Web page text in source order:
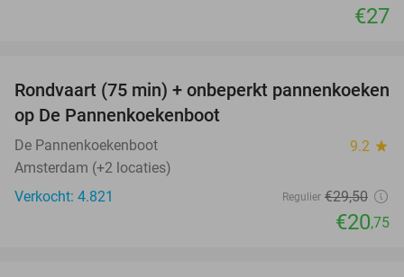
€27
30%
Rondvaart (75 min) + onbeperkt pannenkoeken
op De Pannenkoekenboot
De Pannenkoekenboot 9.2 star
Amsterdam (+2 locaties)
Verkocht: 4.821
Regulier €29,50
€20,75